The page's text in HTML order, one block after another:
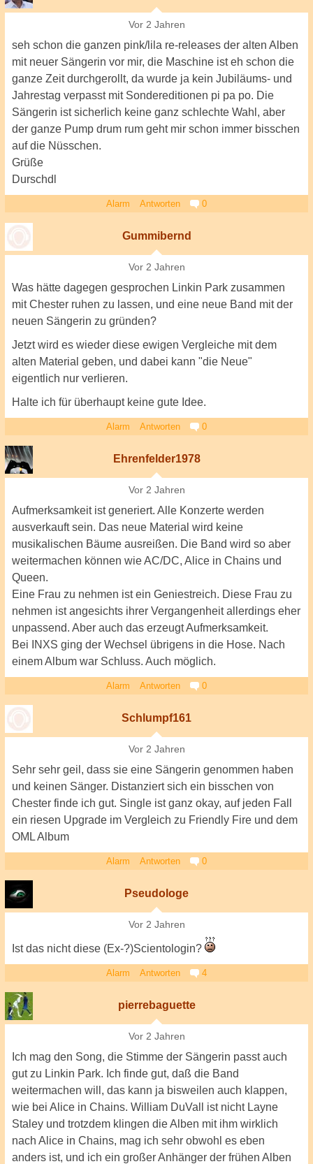
Vor 2 Jahren
seh schon die ganzen pink/lila re-releases der alten Alben
mit neuer Sängerin vor mir, die Maschine ist eh schon die
ganze Zeit durchgerollt, da wurde ja kein Jubiläums- und
Jahrestag verpasst mit Sondereditionen pi pa po. Die
Sängerin ist sicherlich keine ganz schlechte Wahl, aber
der ganze Pump drum rum geht mir schon immer bisschen
auf die Nüsschen.
Grüße
Durschdl
Alarm Antworten 0
Gummibernd
Vor 2 Jahren
Was hätte dagegen gesprochen Linkin Park zusammen
mit Chester ruhen zu lassen, und eine neue Band mit der
neuen Sängerin zu gründen?
Jetzt wird es wieder diese ewigen Vergleiche mit dem
alten Material geben, und dabei kann "die Neue"
eigentlich nur verlieren.
Halte ich für überhaupt keine gute Idee.
Alarm Antworten 0
Ehrenfelder1978
Vor 2 Jahren
Aufmerksamkeit ist generiert. Alle Konzerte werden
ausverkauft sein. Das neue Material wird keine
musikalischen Bäume ausreißen. Die Band wird so aber
weitermachen können wie AC/DC, Alice in Chains und
Queen.
Eine Frau zu nehmen ist ein Geniestreich. Diese Frau zu
nehmen ist angesichts ihrer Vergangenheit allerdings eher
unpassend. Aber auch das erzeugt Aufmerksamkeit.
Bei INXS ging der Wechsel übrigens in die Hose. Nach
einem Album war Schluss. Auch möglich.
Alarm Antworten 0
Schlumpf161
Vor 2 Jahren
Sehr sehr geil, dass sie eine Sängerin genommen haben
und keinen Sänger. Distanziert sich ein bisschen von
Chester finde ich gut. Single ist ganz okay, auf jeden Fall
ein riesen Upgrade im Vergleich zu Friendly Fire und dem
OML Album
Alarm Antworten 0
Pseudologe
Vor 2 Jahren
Ist das nicht diese (Ex-?)Scientologin?
Alarm Antworten 4
pierrebaguette
Vor 2 Jahren
Ich mag den Song, die Stimme der Sängerin passt auch
gut zu Linkin Park. Ich finde gut, daß die Band
weitermachen will, das kann ja bisweilen auch klappen,
wie bei Alice in Chains. William DuVall ist nicht Layne
Staley und trotzdem klingen die Alben mit ihm wirklich
nach Alice in Chains, mag ich sehr obwohl es eben
anders ist, und ich ein großer Anhänger der frühen Alben